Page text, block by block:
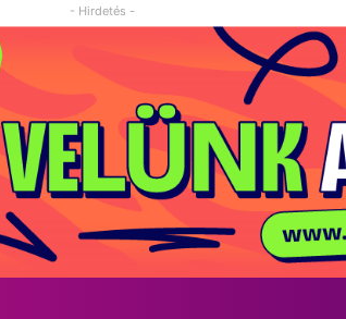
- Hirdetés -